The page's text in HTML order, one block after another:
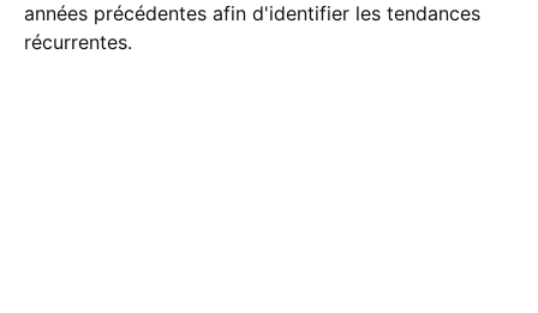
années précédentes afin d'identifier les tendances
récurrentes.